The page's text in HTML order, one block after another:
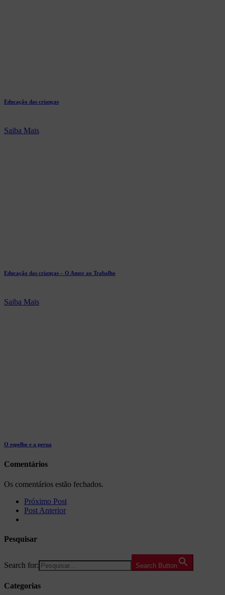
Educação das crianças
Saiba Mais
Educação das crianças – O Amor ao Trabalho
Saiba Mais
O espelho e a perua
Comentários
Os comentários estão fechados.
Próximo Post
Post Anterior
Pesquisar
Search for: Search Button
Categorias